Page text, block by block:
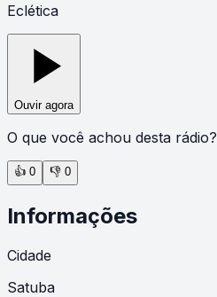
Eclética
Ouvir agora
O que você achou desta rádio?
👍 0 👎 0
Informações
Cidade
Satuba